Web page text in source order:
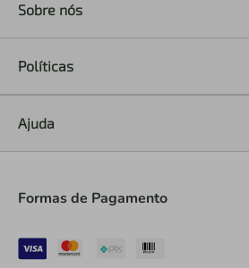
Sobre nós
Políticas
Ajuda
Formas de Pagamento